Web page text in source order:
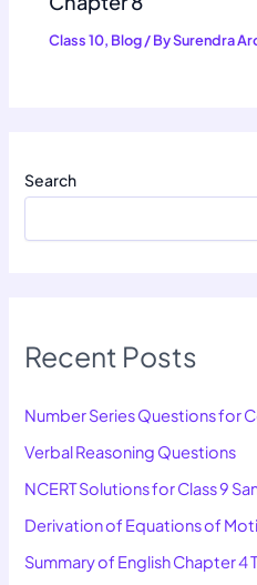
Class 10, Blog/ BySurendra
Search
Recent Posts
Number Series Questions for
Verbal Reasoning Questions
NCERT Solutions for Class 9
Derivation of Equations of
Summary of English Chapter 4